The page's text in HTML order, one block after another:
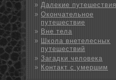
Далекие путешествия
Окончательное
путешествие
Вне тела
Школа внетелесных
путешествий
Загадки человека
Контакт с умершим